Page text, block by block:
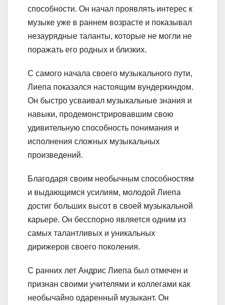
способности. Он начал проявлять интерес к
музыке уже в раннем возрасте и показывал
незаурядные таланты, которые не могли не
поражать его родных и близких.
С самого начала своего музыкального пути,
Лиепа показался настоящим вундеркиндом.
Он быстро усваивал музыкальные знания и
навыки, продемонстрировавшим свою
удивительную способность понимания и
исполнения сложных музыкальных
произведений.
Благодаря своим необычным способностям
и выдающимся усилиям, молодой Лиепа
достиг больших высот в своей музыкальной
карьере. Он бесспорно является одним из
самых талантливых и уникальных
дирижеров своего поколения.
С ранних лет Андрис Лиепа был отмечен и
признан своими учителями и коллегами как
необычайно одаренный музыкант. Он